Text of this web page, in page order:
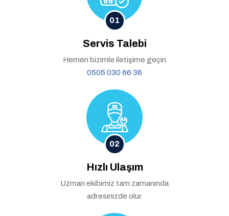
01
Servis Talebi
Hemen bizimle iletişime geçin
0505 030 66 36
02
Hızlı Ulaşım
Uzman ekibimiz tam zamanında
adresinizde olur.